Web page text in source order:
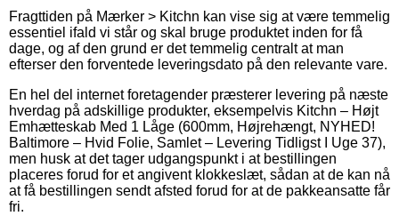
Fragttiden på Mærker > Kitchn kan vise sig at være temmelig
essentiel ifald vi står og skal bruge produktet inden for få
dage, og af den grund er det temmelig centralt at man
efterser den forventede leveringsdato på den relevante vare.
En hel del internet foretagender præsterer levering på næste
hverdag på adskillige produkter, eksempelvis Kitchn – Højt
Emhætteskab Med 1 Låge (600mm, Højrehængt, NYHED!
Baltimore – Hvid Folie, Samlet – Levering Tidligst I Uge 37),
men husk at det tager udgangspunkt i at bestillingen
placeres forud for et angivent klokkeslæt, sådan at de kan nå
at få bestillingen sendt afsted forud for at de pakkeansatte får
fri.